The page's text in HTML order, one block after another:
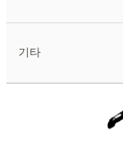
기타